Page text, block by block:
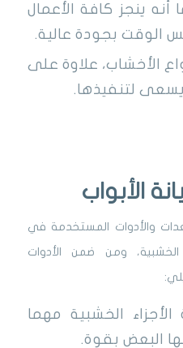
أنه ينجز كافة الأعمال
الوقت بجودة عالية.
الأخشاب، علاوة على
يسعى لتنفيذها.
الأبواب
والأدوات المستخدمة في
ومن ضمن الأدوات
الأجزاء الخشبية مهما
البعض بقوة.